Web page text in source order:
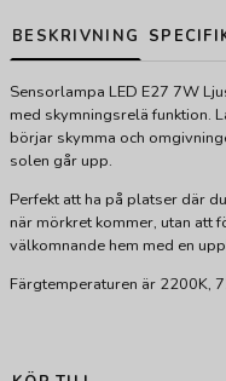
BESKRIVNING
Sensorlampa LED E27 7W
med skymningsrelä funktion.
börjar skymma och
solen går upp.
Perfekt att ha på platser där
när mörkret kommer, utan att
välkomnande hem med en
Färgtemperaturen är 2200K,